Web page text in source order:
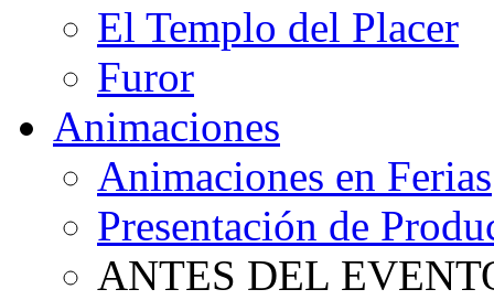
El Templo del Placer
Furor
Animaciones
Animaciones en Ferias
Presentación de
ANTES DEL